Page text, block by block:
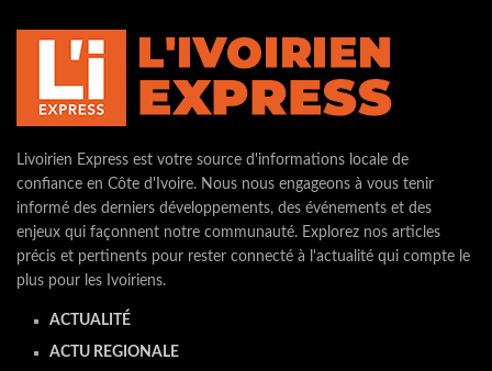
Livoirien Express est votre source d'informations locale de
confiance en Côte d'Ivoire. Nous nous engageons à vous tenir
informé des derniers développements, des événements et des
enjeux qui façonnent notre communauté. Explorez nos articles
précis et pertinents pour rester connecté à l'actualité qui compte le
plus pour les Ivoiriens.
ACTUALITÉ
ACTU REGIONALE